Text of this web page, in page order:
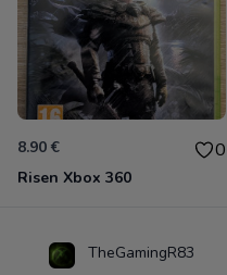
8.90 € 0
Risen Xbox 360
TheGamingR83